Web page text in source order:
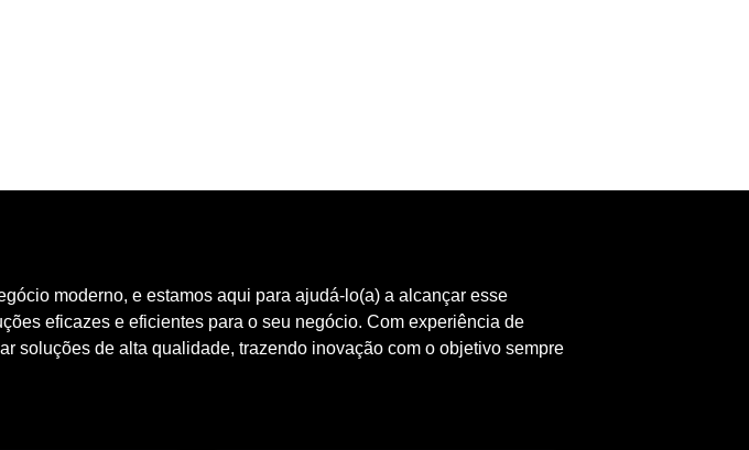
moderno, e estamos aqui para ajudá-lo(a) a alcançar esse
eficazes e eficientes para o seu negócio. Com experiência de
soluções de alta qualidade, trazendo inovação com o objetivo sempre